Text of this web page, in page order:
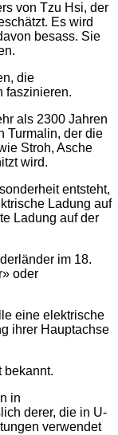
von Tzu Hsi, der
Es wird
besass. Sie
die
faszinieren.
als 2300 Jahren
Turmalin, der die
Stroh, Asche
wird.
entsteht,
Ladung auf
Ladung auf der
im 18.
oder
eine elektrische
ihrer Hauptachse
bekannt.
in
derer, die in U-
verwendet